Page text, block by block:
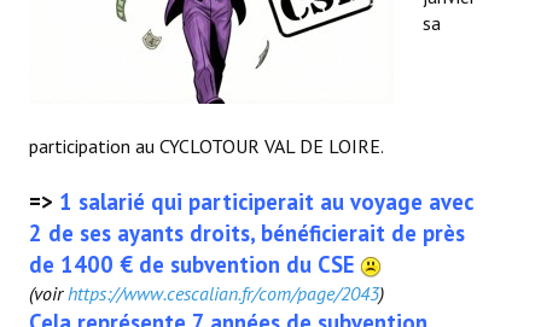
sa
participation au CYCLOTOUR VAL DE LOIRE.
=> 1 salarié qui participerait au voyage avec
2 de ses ayants droits, bénéficierait de près
de 1400 € de subvention du CSE
(voirhttps://www.cescalian.fr/com/page/2043)